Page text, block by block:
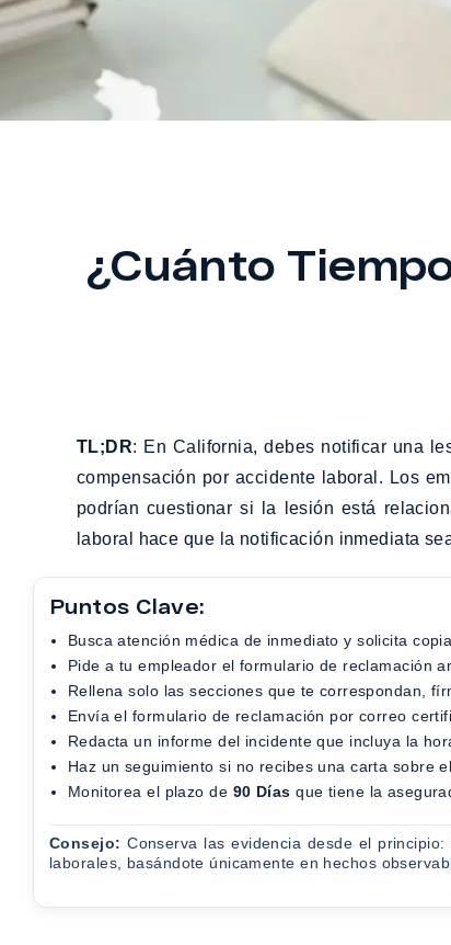
¿Cuánto
TL;DR: En California, debes notificar una
compensación por accidente laboral. Los
podrían cuestionar si la lesión está
laboral hace que la notificación inmediata
Puntos Clave:
Busca atención médica de inmediato y solicita
Pide a tu empleador el formulario de reclamación
Rellena solo las secciones que te correspondan,
Envía el formulario de reclamación por correo
Redacta un informe del incidente que incluya la
Haz un seguimiento si no recibes una carta sobre
Monitorea el plazo de 90 Días que tiene la
Consejo: Conserva las evidencia desde el
laborales, basándote únicamente en hechos